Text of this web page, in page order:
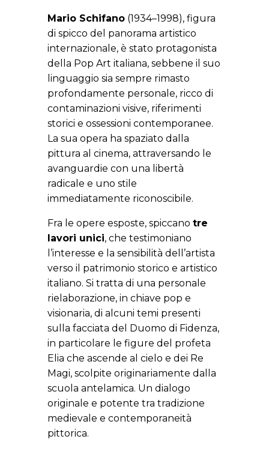
Mario Schifano (1934–1998), figura
di spicco del panorama artistico
internazionale, è stato protagonista
della Pop Art italiana, sebbene il suo
linguaggio sia sempre rimasto
profondamente personale, ricco di
contaminazioni visive, riferimenti
storici e ossessioni contemporanee.
La sua opera ha spaziato dalla
pittura al cinema, attraversando le
avanguardie con una libertà
radicale e uno stile
immediatamente riconoscibile.
Fra le opere esposte, spiccano tre
lavori unici, che testimoniano
l’interesse e la sensibilità dell’artista
verso il patrimonio storico e artistico
italiano. Si tratta di una personale
rielaborazione, in chiave pop e
visionaria, di alcuni temi presenti
sulla facciata del Duomo di Fidenza,
in particolare le figure del profeta
Elia che ascende al cielo e dei Re
Magi, scolpite originariamente dalla
scuola antelamica. Un dialogo
originale e potente tra tradizione
medievale e contemporaneità
pittorica.